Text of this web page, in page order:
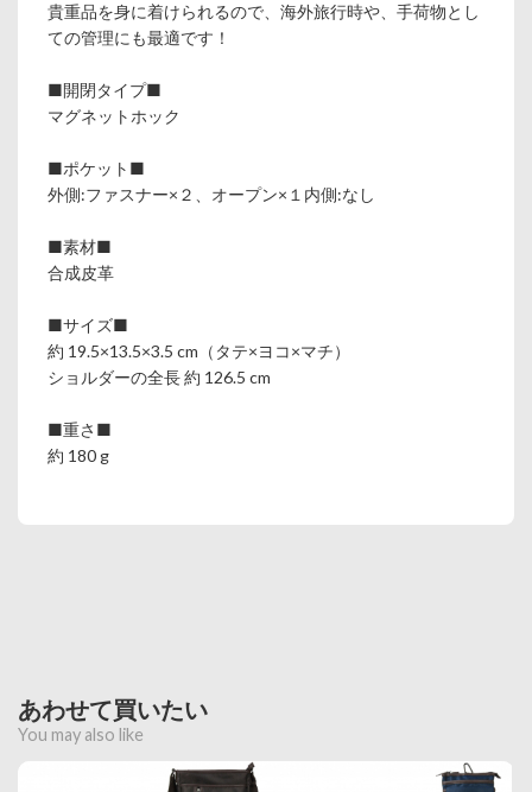
貴重品を身に着けられるので、海外旅行時や、手荷物とし
ての管理にも最適です！
■開閉タイプ■
マグネットホック
■ポケット■
外側:ファスナー×２、オープン×１内側:なし
■素材■
合成皮革
■サイズ■
約 19.5×13.5×3.5 cm（タテ×ヨコ×マチ）
ショルダーの全長 約 126.5 cm
■重さ■
約 180 g
あわせて買いたい
You may also like